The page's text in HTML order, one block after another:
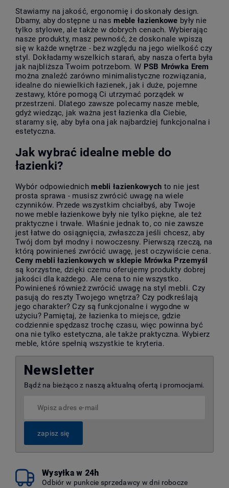
Stawiamy na jakość, ergonomię i doskonały design.
Dbamy, aby dostępne u nasmeble łazienkowe były nie
tylko stylowe, ale także w dobrych cenach. Wybierając
nasze produkty, masz pewność, że doskonale wpiszą
się w każde wnętrze - bez względu na jego wielkość czy
styl. Dokładamy wszelkich starań, aby nasza oferta była
jak najbliższa Twoim potrzebom. W PSB Mrówka Erem
można znaleźć zarówno minimalistyczne rozwiązania,
idealne do niewielkich łazienek, jak i duże, pojemne
zestawy, które pomogą Ci utrzymać porządek w
przestrzeni. Dlatego zawsze polecamy nasze meble,
gdyż wiedząc, jak ważna jest łazienka dla Ciebie,
staramy się, aby była ona jak najbardziej funkcjonalna i
estetyczna.
Jak wybrać idealne meble do
łazienki?
Wybór odpowiednichmebli łazienkowych to nie jest
prosta sprawa - musisz zwrócić uwagę na wiele
czynników. Przede wszystkim chciałbyś, aby Twoje
nowe meble łazienkowe były nie tylko piękne, ale też
praktyczne i trwałe. Właśnie jednak to, co nie zawsze
jest łatwe do osiągnięcia, zwłaszcza jeśli chcesz, aby
Twój dom był modny i nowoczesny. Pierwszą rzeczą, na
którą powinieneś zwrócić uwagę, jest oczywiście cena.
Ceny mebli łazienkowych w sklepie Mrówka Przemyśl
są korzystne, dzięki czemu oferujemy produkty dobrej
jakości dla każdego. Ale cena to nie wszystko.
Powinieneś również zwrócić uwagę na styl mebli. Czy
pasują do reszty Twojego wnętrza? Czy podkreślają
jego charakter? Czy są funkcjonalne i wygodne w
użyciu? Pamiętaj, że łazienka to miejsce, gdzie
codziennie spędzasz trochę czasu, więc powinna być
ona nie tylko estetyczna, ale także praktyczna. Wybierz
meble, które spełnią wszystkie te kryteria.
Newsletter
Bądź na bieżąco z naszą aktualną ofertą i promocjami.
zapisz się
Wysyłka w 24h
Odbiór w punkcie sprzedawcy w dni robocze